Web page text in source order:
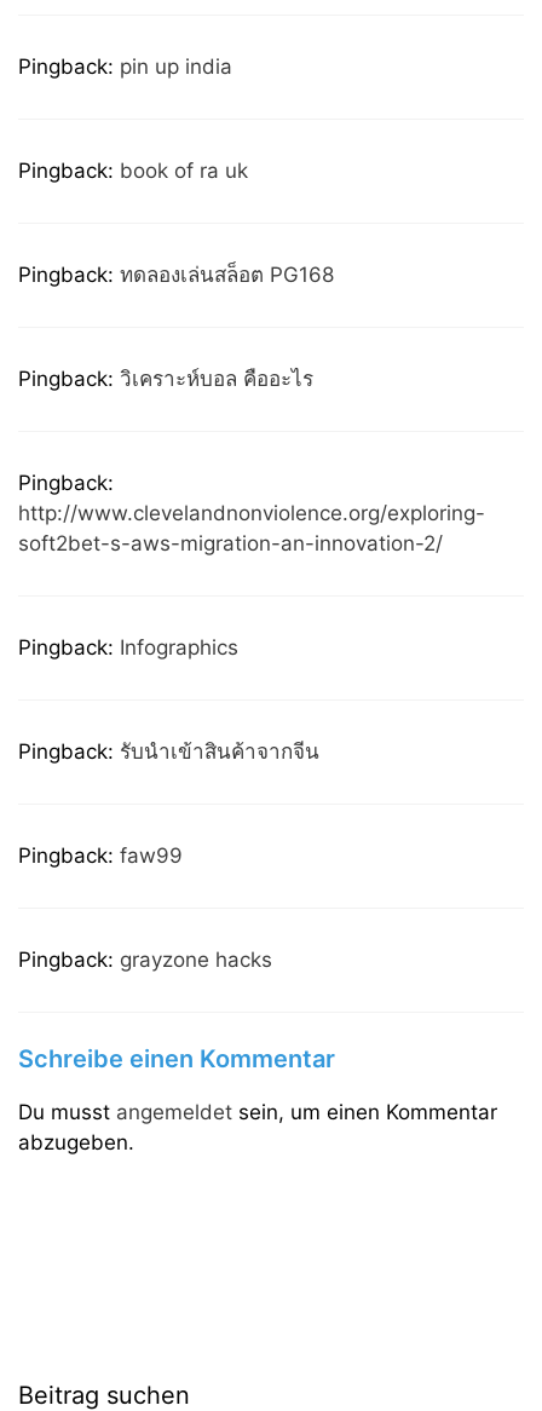
Pingback: pin up india
Pingback: book of ra uk
Pingback: ทดลองเล่นสล็อต PG168
Pingback: วิเคราะห์บอล คืออะไร
Pingback:
http://www.clevelandnonviolence.org/exploring-
soft2bet-s-aws-migration-an-innovation-2/
Pingback: Infographics
Pingback: รับนำเข้าสินค้าจากจีน
Pingback: faw99
Pingback: grayzone hacks
Schreibe einen Kommentar
Du musst angemeldet sein, um einen Kommentar
abzugeben.
Beitrag suchen